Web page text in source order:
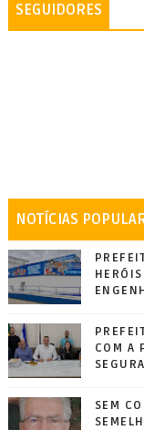
SEGUIDORES
NOTÍCIAS
COM A
SEM